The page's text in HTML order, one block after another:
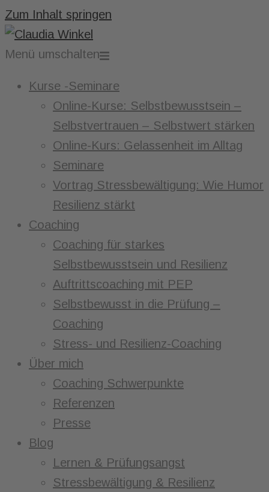
Zum Inhalt springen
Menü umschalten
Kurse -Seminare
Online-Kurse: Selbstbewusstsein –
Selbstvertrauen – Selbstwert stärken
Online-Kurs: Gelassenheit im Alltag
Seminare
Vortrag Stressbewältigung: Wie Humor
Resilienz stärkt
Coaching
Coaching für starkes
Selbstbewusstsein und Resilienz
Auftrittscoaching mit PEP
Selbstbewusst in die Prüfung –
Coaching
Stress- und Resilienz-Coaching
Über mich
Coaching Schwerpunkte
Referenzen
Presse
Blog
Lernen & Prüfungsangst
Stressbewältigung & Resilienz